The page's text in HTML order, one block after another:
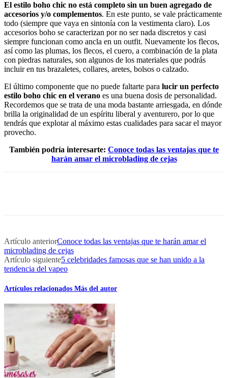
El estilo boho chic no está completo sin un buen agregado de
accesorios y/o complementos. En este punto, se vale prácticamente
todo (siempre que vaya en sintonía con la vestimenta claro). Los
accesorios boho se caracterizan por no ser nada discretos y casi
siempre funcionan como ancla en un outfit. Nuevamente los flecos,
así como las plumas, los flecos, el cuero, a combinación de la plata
con piedras naturales, son algunos de los materiales que podrás
incluir en tus brazaletes, collares, aretes, bolsos o calzado.
El último componente que no puede faltarte para lucir un perfecto
estilo boho chic en el verano es una buena dosis de personalidad.
Recordemos que se trata de una moda bastante arriesgada, en dónde
brilla la originalidad de un espíritu liberal y aventurero, por lo que
tendrás que explotar al máximo estas cualidades para sacar el mayor
provecho.
También podría interesarte: Conoce todas las ventajas que te
harán amar el microblading de cejas
Artículo anteriorConoce todas las ventajas que te harán amar el
microblading de cejas
Artículo siguiente5 celebridades famosas que se han unido a la
tendencia del vapeo
Artículos relacionados Más del autor